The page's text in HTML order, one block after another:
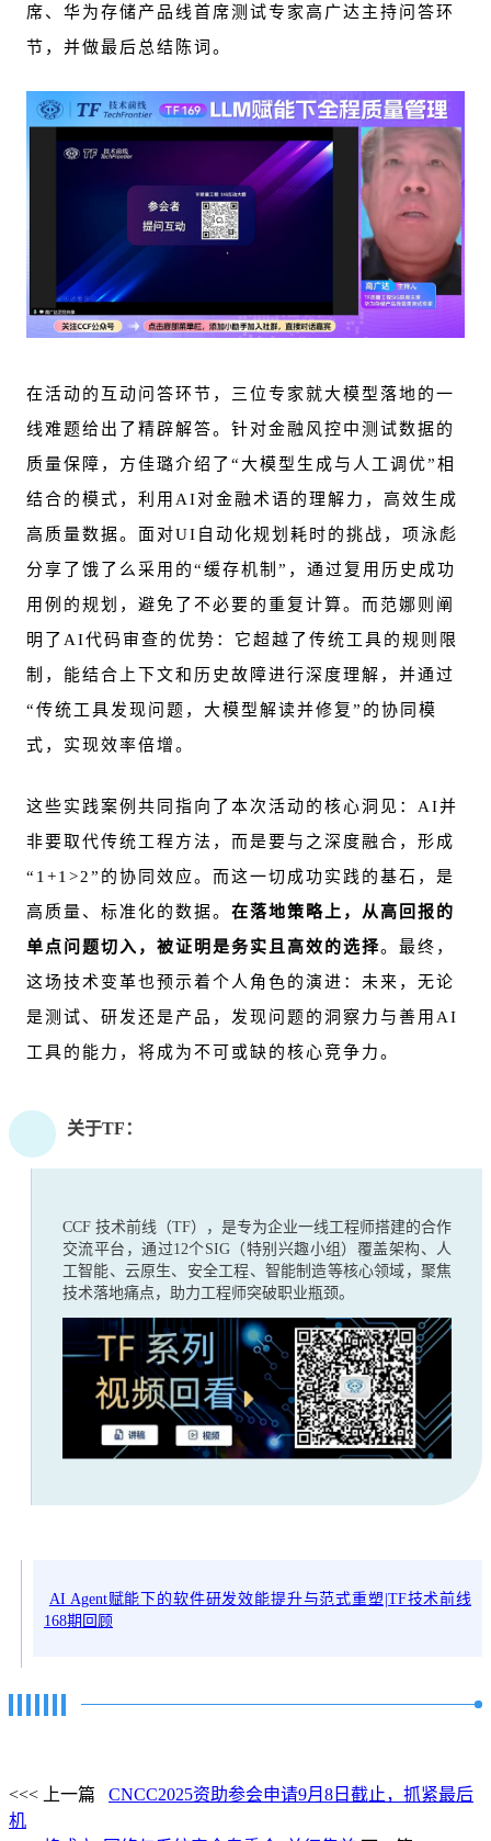
席、华为存储产品线首席测试专家高广达主持问答环
节，并做最后总结陈词。
在活动的互动问答环节，三位专家就大模型落地的一
线难题给出了精辟解答。针对金融风控中测试数据的
质量保障，方佳璐介绍了“大模型生成与人工调优”相
结合的模式，利用AI对金融术语的理解力，高效生成
高质量数据。面对UI自动化规划耗时的挑战，项泳彪
分享了饿了么采用的“缓存机制”，通过复用历史成功
用例的规划，避免了不必要的重复计算。而范娜则阐
明了AI代码审查的优势：它超越了传统工具的规则限
制，能结合上下文和历史故障进行深度理解，并通过
“传统工具发现问题，大模型解读并修复”的协同模
式，实现效率倍增。
这些实践案例共同指向了本次活动的核心洞见：AI并
非要取代传统工程方法，而是要与之深度融合，形成
“1+1>2”的协同效应。而这一切成功实践的基石，是
高质量、标准化的数据。 在落地策略上，从高回报的
单点问题切入，被证明是务实且高效的选择。最终，
这场技术变革也预示着个人角色的演进：未来，无论
是测试、研发还是产品，发现问题的洞察力与善用AI
工具的能力，将成为不可或缺的核心竞争力。
关于TF：
CCF 技术前线（TF），是专为企业一线工程师搭建的合作
交流平台，通过12个SIG（特别兴趣小组）覆盖架构、人
工智能、云原生、安全工程、智能制造等核心领域，聚焦
技术落地痛点，助力工程师突破职业瓶颈。
AI Agent赋能下的软件研发效能提升与范式重塑|TF技术前线
168期回顾
<<< 上一篇
CNCC2025资助参会申请9月8日截止，抓紧最后
机